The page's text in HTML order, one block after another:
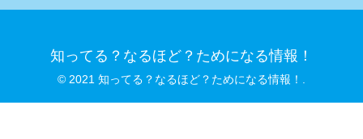
知ってる？なるほど？ためになる情報！
© 2021 知ってる？なるほど？ためになる情報！.